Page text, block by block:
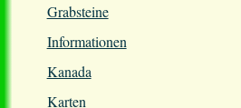
Grabsteine
Informationen
Kanada
Karten